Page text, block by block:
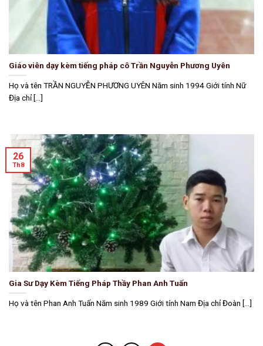
Giáo viên dạy kèm tiếng pháp cô Trần Nguyễn Phương Uyên
Họ và tên TRẦN NGUYỄN PHƯƠNG UYÊN Năm sinh 1994 Giới tính Nữ
Địa chỉ [...]
Gia Sư Dạy Kèm Tiếng Pháp Thầy Phan Anh Tuấn
Họ và tên Phan Anh Tuấn Năm sinh 1989 Giới tính Nam Địa chỉ Đoàn [...]
26
Th8